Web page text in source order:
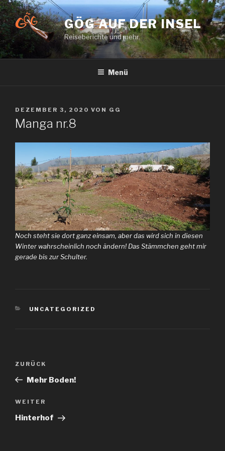
Zum
Inhalt
springen
GÖG AUF DER INSEL
Reiseberichte und mehr.
Menü
VERÖFFENTLICHT
AM
DEZEMBER 3, 2020 VON GG
Manga nr.8
Noch steht sie dort ganz einsam, aber das wird sich in diesen
Winter wahrscheinlich noch ändern! Das Stämmchen geht mir
gerade bis zur Schulter.
KATEGORIEN
UNCATEGORIZED
Beitragsnavigation
Vorheriger
Beitrag
ZURÜCK
Mehr Boden!
Nächster
Beitrag
WEITER
Hinterhof